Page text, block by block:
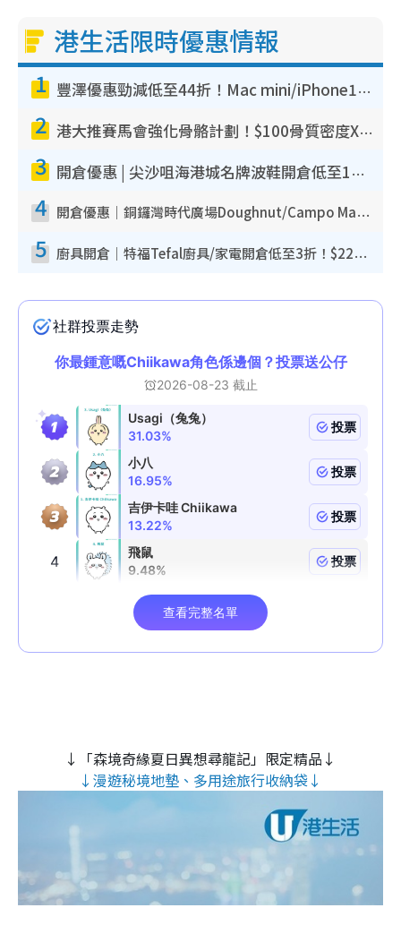
港生活限時優惠情報
1 豐澤優惠勁減低至44折！Mac mini/iPhone17Pro大減價！廚房家電$220起
2 港大推賽馬會強化骨骼計劃！$100骨質密度X光檢查 完成免費運動訓練送超市禮券！附參加資格
3 開倉優惠 | 尖沙咀海港城名牌波鞋開倉低至1折！On鞋$899起／Joy&Peace鞋履$98起
4 開倉優惠｜銅鑼灣時代廣場Doughnut/Campo Marzio開倉低至1折！背囊、書包、手袋劈價$200起
5 廚具開倉｜特福Tefal廚具/家電開倉低至3折！$220起買平底鍋/炒鑊/湯煲！電飯煲/吸塵機/燙斗$418起
↓「森境奇緣夏日異想尋龍記」限定精品↓
↓漫遊秘境地墊、多用途旅行收納袋↓